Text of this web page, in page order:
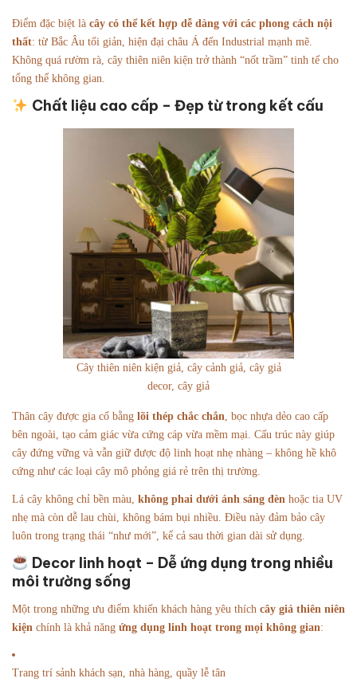
Điểm đặc biệt là cây có thể kết hợp dễ dàng với các phong cách nội
thất: từ Bắc Âu tối giản, hiện đại châu Á đến Industrial mạnh mẽ.
Không quá rườm rà, cây thiên niên kiện trở thành “nốt trầm” tinh tế cho
tổng thể không gian.
Chất liệu cao cấp – Đẹp từ trong kết cấu
Cây thiên niên kiện giả, cây cảnh giả, cây giả
decor, cây giả
Thân cây được gia cố bằng lõi thép chắc chắn, bọc nhựa dẻo cao cấp
bên ngoài, tạo cảm giác vừa cứng cáp vừa mềm mại. Cấu trúc này giúp
cây đứng vững và vẫn giữ được độ linh hoạt nhẹ nhàng – không hề khô
cứng như các loại cây mô phỏng giá rẻ trên thị trường.
Lá cây không chỉ bền màu, không phai dưới ánh sáng đèn hoặc tia UV
nhẹ mà còn dễ lau chùi, không bám bụi nhiều. Điều này đảm bảo cây
luôn trong trạng thái “như mới”, kể cả sau thời gian dài sử dụng.
Decor linh hoạt – Dễ ứng dụng trong nhiều
môi trường sống
Một trong những ưu điểm khiến khách hàng yêu thích cây giả thiên niên
kiện chính là khả năng ứng dụng linh hoạt trong mọi không gian:
Trang trí sảnh khách sạn, nhà hàng, quầy lễ tân